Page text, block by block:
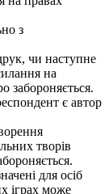
з
чи наступне
на
забороняється.
є автор
творів
для осіб
іграх може